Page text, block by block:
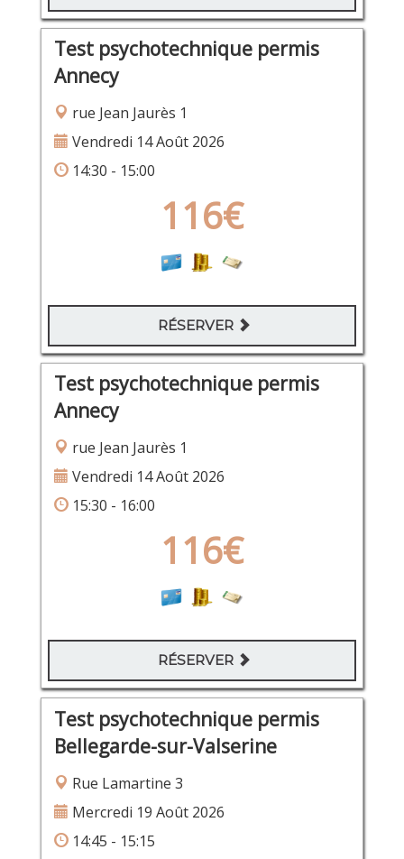
Test psychotechnique permis
Annecy
rue Jean Jaurès 1
Vendredi 14 Août 2026
14:30 - 15:00
116€
RÉSERVER
Test psychotechnique permis
Annecy
rue Jean Jaurès 1
Vendredi 14 Août 2026
15:30 - 16:00
116€
RÉSERVER
Test psychotechnique permis
Bellegarde-sur-Valserine
Rue Lamartine 3
Mercredi 19 Août 2026
14:45 - 15:15